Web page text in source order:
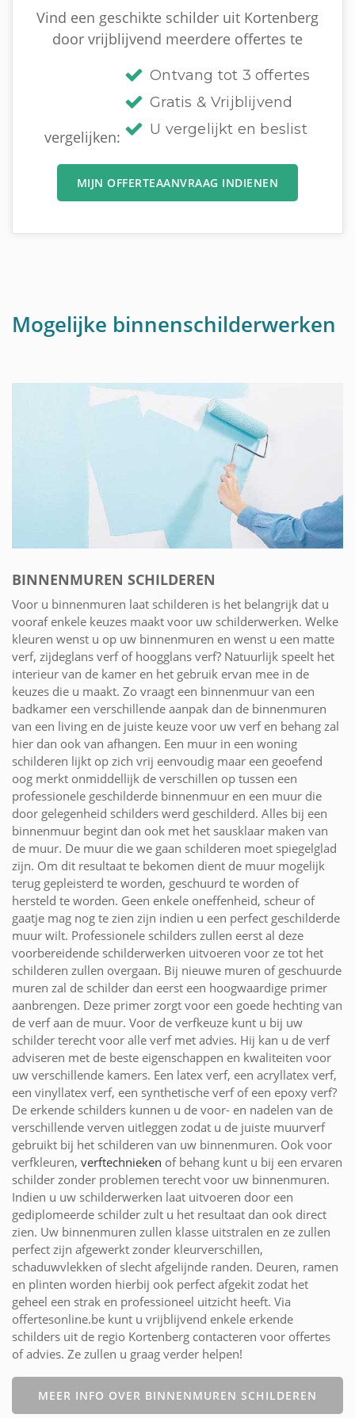
Vind een geschikte schilder uit Kortenberg
door vrijblijvend meerdere offertes te
vergelijken:
Ontvang tot 3 offertes
Gratis & Vrijblijvend
U vergelijkt en beslist
MIJN OFFERTEAANVRAAG INDIENEN
Mogelijke binnenschilderwerken
BINNENMUREN SCHILDEREN
Voor u binnenmuren laat schilderen is het belangrijk dat u
vooraf enkele keuzes maakt voor uw schilderwerken. Welke
kleuren wenst u op uw binnenmuren en wenst u een matte
verf, zijdeglans verf of hoogglans verf? Natuurlijk speelt het
interieur van de kamer en het gebruik ervan mee in de
keuzes die u maakt. Zo vraagt een binnenmuur van een
badkamer een verschillende aanpak dan de binnenmuren
van een living en de juiste keuze voor uw verf en behang zal
hier dan ook van afhangen. Een muur in een woning
schilderen lijkt op zich vrij eenvoudig maar een geoefend
oog merkt onmiddellijk de verschillen op tussen een
professionele geschilderde binnenmuur en een muur die
door gelegenheid schilders werd geschilderd. Alles bij een
binnenmuur begint dan ook met het sausklaar maken van
de muur. De muur die we gaan schilderen moet spiegelglad
zijn. Om dit resultaat te bekomen dient de muur mogelijk
terug gepleisterd te worden, geschuurd te worden of
hersteld te worden. Geen enkele oneffenheid, scheur of
gaatje mag nog te zien zijn indien u een perfect geschilderde
muur wilt. Professionele schilders zullen eerst al deze
voorbereidende schilderwerken uitvoeren voor ze tot het
schilderen zullen overgaan. Bij nieuwe muren of geschuurde
muren zal de schilder dan eerst een hoogwaardige primer
aanbrengen. Deze primer zorgt voor een goede hechting van
de verf aan de muur. Voor de verfkeuze kunt u bij uw
schilder terecht voor alle verf met advies. Hij kan u de verf
adviseren met de beste eigenschappen en kwaliteiten voor
uw verschillende kamers. Een latex verf, een acryllatex verf,
een vinyllatex verf, een synthetische verf of een epoxy verf?
De erkende schilders kunnen u de voor- en nadelen van de
verschillende verven uitleggen zodat u de juiste muurverf
gebruikt bij het schilderen van uw binnenmuren. Ook voor
verfkleuren, verftechnieken of behang kunt u bij een ervaren
schilder zonder problemen terecht voor uw binnenmuren.
Indien u uw schilderwerken laat uitvoeren door een
gediplomeerde schilder zult u het resultaat dan ook direct
zien. Uw binnenmuren zullen klasse uitstralen en ze zullen
perfect zijn afgewerkt zonder kleurverschillen,
schaduwvlekken of slecht afgelijnde randen. Deuren, ramen
en plinten worden hierbij ook perfect afgekit zodat het
geheel een strak en professioneel uitzicht heeft. Via
offertesonline.be kunt u vrijblijvend enkele erkende
schilders uit de regio Kortenberg contacteren voor offertes
of advies. Ze zullen u graag verder helpen!
MEER INFO OVER BINNENMUREN SCHILDEREN